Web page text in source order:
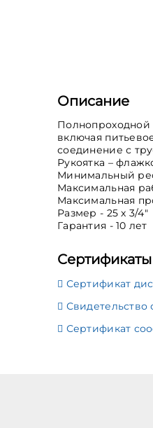
Описание
Полнопроходной
включая
соединение с
Рукоятка –
Минимальный
Максимальная
Максимальная
Размер - 25 х 3/4"
Гарантия - 10 лет
Сертификаты
Сертификат
Свидетельство
Сертификат